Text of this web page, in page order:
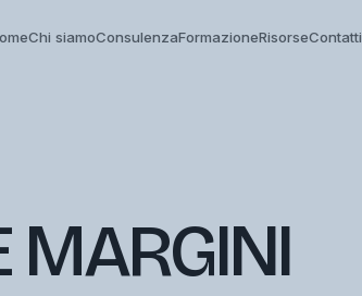
Chi siamoConsulenzaFormazioneRisorseContatti
MARGINI